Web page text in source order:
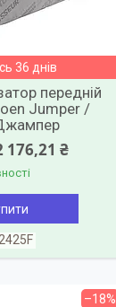
36 днів
передній
Jumper /
176,21 ₴
–18%